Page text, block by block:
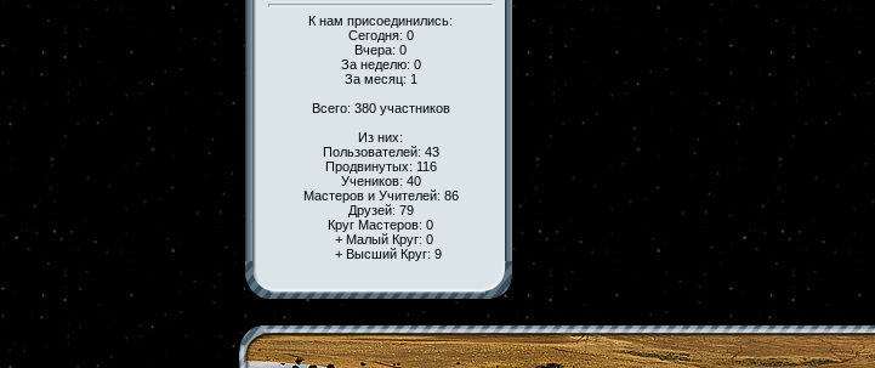
К нам присоединились:
Сегодня: 0
Вчера: 0
За неделю: 0
За месяц: 1
Всего: 380 участников
Из них:
Пользователей: 43
Продвинутых: 116
Учеников: 40
Мастеров и Учителей: 86
Друзей: 79
Круг Мастеров: 0
+ Малый Круг: 0
+ Высший Круг: 9